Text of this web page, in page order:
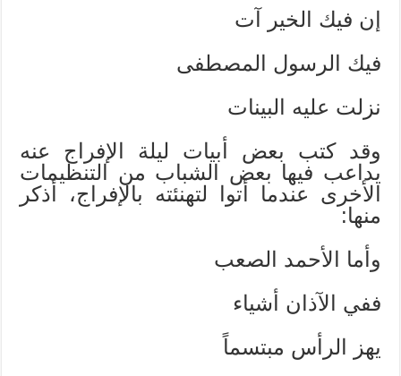
إن فيك الخير آت
فيك الرسول المصطفى
نزلت عليه البينات
وقد كتب بعض أبيات ليلة الإفراج عنه
يداعب فيها بعض الشباب من التنظيمات
الأخرى عندما أتوا لتهنئته بالإفراج، أذكر
منها:
وأما الأحمد الصعب
ففي الآذان أشياء
يهز الرأس مبتسماً